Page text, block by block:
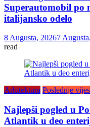
Superautomobil po
italijansko odelo
8 Augusta, 20267
read
Arhitektura Poslednje
Najlepši pogled u
Atlantik u deo